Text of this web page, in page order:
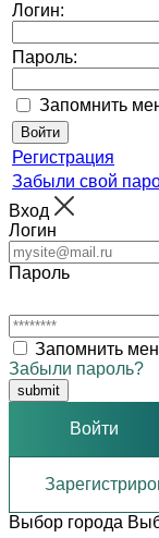
Логин:
Пароль:
Запомнить
Регистрация
Забыли свой
Вход
Логин
Пароль
Запомнить
Забыли пароль?
Войти
Выбор города